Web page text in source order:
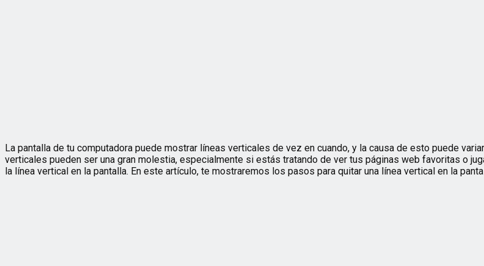
La pantalla de tu computadora puede mostrar líneas verticales de vez en cuando, y la causa de esto puede
verticales pueden ser una gran molestia, especialmente si estás tratando de ver tus páginas web favoritas o
la línea vertical en la pantalla. En este artículo, te mostraremos los pasos para quitar una línea vertical en la